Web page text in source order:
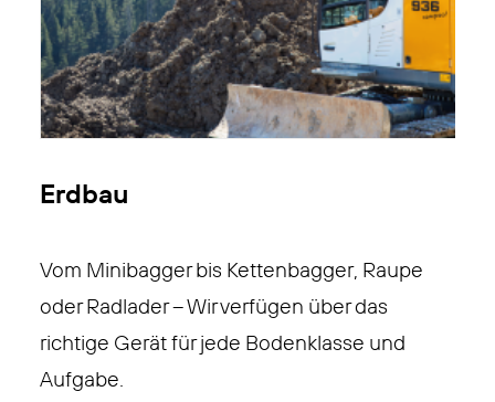
Erdbau
Vom Minibagger bis Kettenbagger, Raupe
oder Radlader – Wir verfügen über das
richtige Gerät für jede Bodenklasse und
Aufgabe.